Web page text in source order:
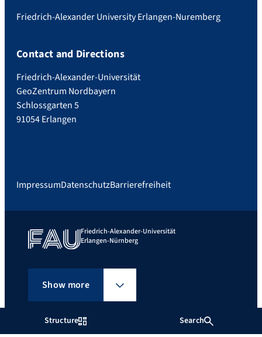
Structure Search
Friedrich-Alexander University Erlangen-Nuremberg
Contact and Directions
Friedrich-Alexander-Universität
GeoZentrum Nordbayern
Schlossgarten 5
91054 Erlangen
ImpressumDatenschutzBarrierefreiheit
Friedrich-Alexander-Universität
Erlangen-Nürnberg
Show more